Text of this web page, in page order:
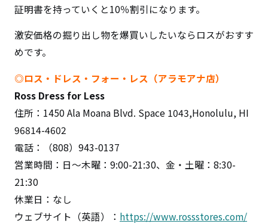
証明書を持っていくと10％割引になります。
激安価格の掘り出し物を爆買いしたいならロスがおすす
めです。
◎ロス・ドレス・フォー・レス（アラモアナ店）
Ross Dress for Less
住所：1450 Ala Moana Blvd. Space 1043,Honolulu, HI
96814-4602
電話：（808）943-0137
営業時間：日～木曜：9:00-21:30、金・土曜：8:30-
21:30
休業日：なし
ウェブサイト（英語）： https://www.rossstores.com/